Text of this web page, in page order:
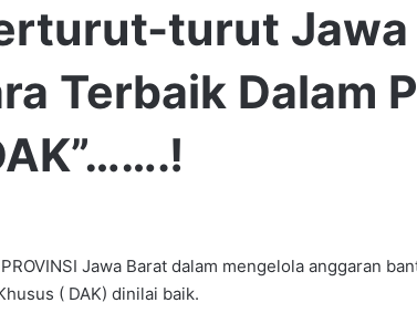
turut Jawa
Terbaik Dalam
PROVINSI Jawa Barat dalam mengelola anggaran
( DAK) dinilai baik.